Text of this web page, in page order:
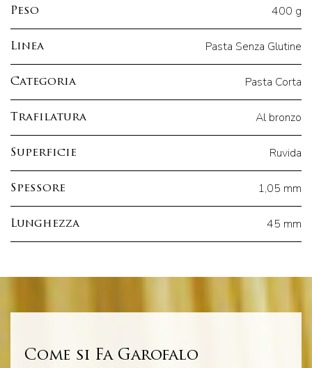
Peso 400 g
Linea Pasta Senza Glutine
Categoria Pasta Corta
Trafilatura Al bronzo
Superficie Ruvida
Spessore 1,05 mm
Lunghezza 45 mm
Come si Fa Garofalo